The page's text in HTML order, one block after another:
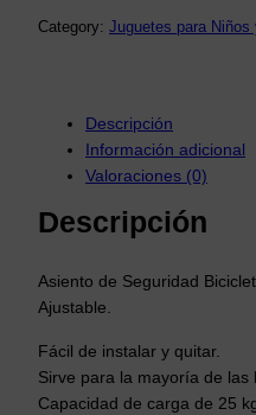
Category: Juguetes para Niños
Descripción
Información adicional
Valoraciones (0)
Descripción
Asiento de Seguridad
Ajustable.
Fácil de instalar y quitar.
Sirve para la mayoría de las
Capacidad de carga de 25